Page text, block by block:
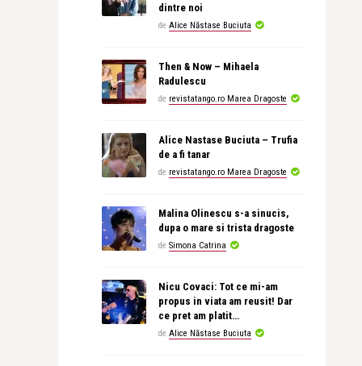
dintre noi
de Alice Năstase Buciuta
Then & Now – Mihaela
Radulescu
de revistatango.ro Marea Dragoste
Alice Nastase Buciuta – Trufia
de a fi tanar
de revistatango.ro Marea Dragoste
Malina Olinescu s-a sinucis,
dupa o mare si trista dragoste
de Simona Catrina
Nicu Covaci: Tot ce mi-am
propus in viata am reusit! Dar
ce pret am platit…
de Alice Năstase Buciuta